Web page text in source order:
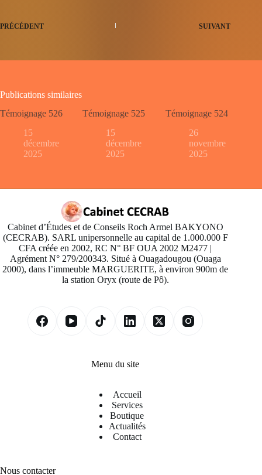
PRÉCÉDENT SUIVANT
Publications similaires
Témoignage 526
15
décembre
2025
Témoignage 525
15
décembre
2025
Témoignage 524
26
novembre
2025
Cabinet d’Études et de Conseils Roch Armel BAKYONO
(CECRAB). SARL unipersonnelle au capital de 1.000.000 F
CFA créée en 2002, RC N° BF OUA 2002 M2477 |
Agrément N° 279/200343. Situé à Ouagadougou (Ouaga
2000), dans l’immeuble MARGUERITE, à environ 900m de
la station Oryx (route de Pô).
Menu du site
Accueil
Services
Boutique
Actualités
Contact
Nous contacter